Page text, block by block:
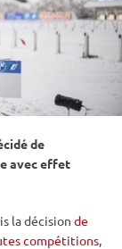
de
avec effet
la décision de
compétitions,